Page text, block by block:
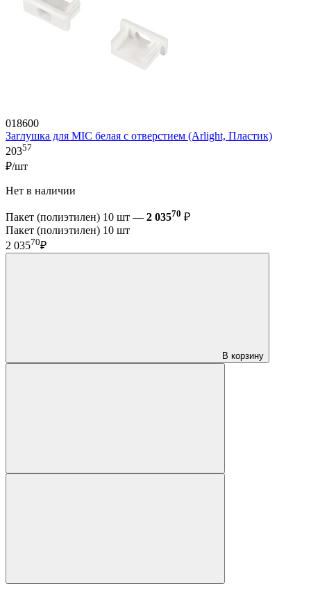
018600
Заглушка для MIC белая с отверстием (Arlight, Пластик)
20357
₽/шт
Нет в наличии
Пакет (полиэтилен) 10 шт — 2 03570 ₽
Пакет (полиэтилен) 10 шт
2 03570₽
В корзину